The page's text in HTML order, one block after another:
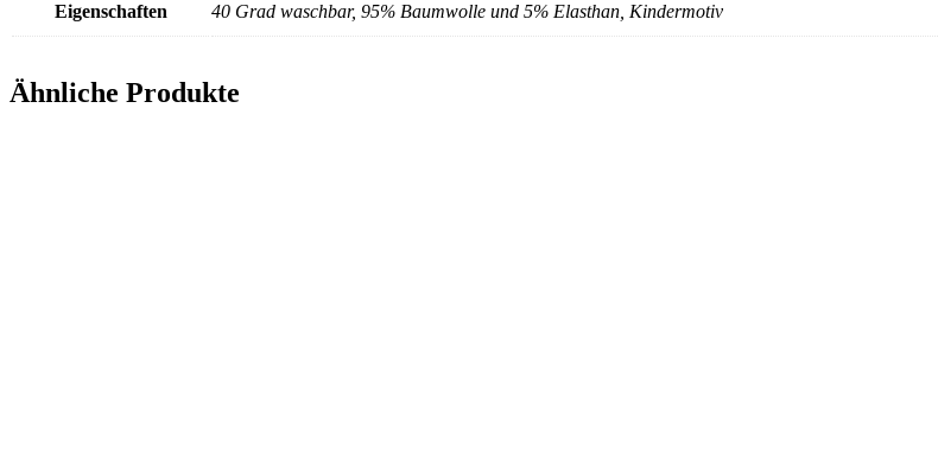
Eigenschaften 40 Grad waschbar, 95% Baumwolle und 5% Elasthan, Kindermotiv
Ähnliche Produkte